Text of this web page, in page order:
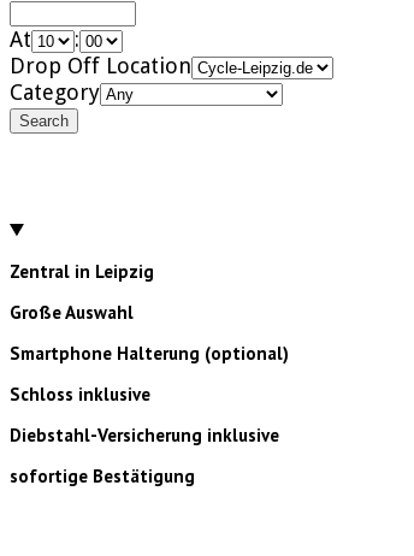
At
:
Drop Off Location
Category
Search
Zentral in Leipzig
Große Auswahl
Smartphone Halterung (optional)
Schloss inklusive
Diebstahl-Versicherung inklusive
sofortige Bestätigung